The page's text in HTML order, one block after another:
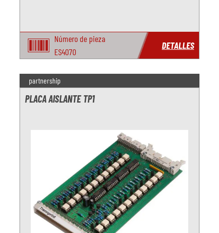
Número de pieza
ES4070
DETALLES
partnership
PLACA AISLANTE TP1